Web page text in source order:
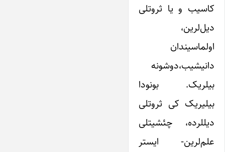
کاسیب و یا ثروتلی
دیل‌لرین،
اولماسیندان
دانیشیب،دوشونه
بیلریک. بونودا
بیلیریک کی ثروتلی
دیللرده، چئشیتلی
علم‌لرین- ایستر